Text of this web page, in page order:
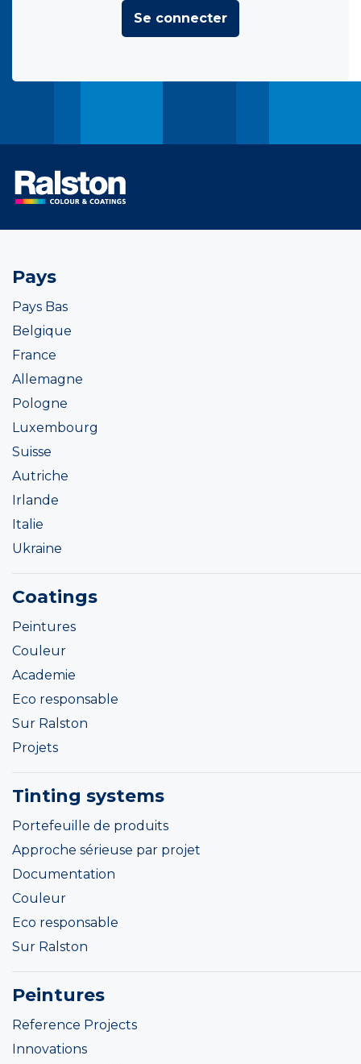
Se connecter
Pays
Pays Bas
Belgique
France
Allemagne
Pologne
Luxembourg
Suisse
Autriche
Irlande
Italie
Ukraine
Coatings
Peintures
Couleur
Academie
Eco responsable
Sur Ralston
Projets
Tinting systems
Portefeuille de produits
Approche sérieuse par projet
Documentation
Couleur
Eco responsable
Sur Ralston
Peintures
Reference Projects
Innovations